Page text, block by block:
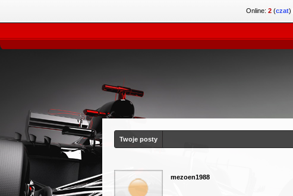
Online: 2 (czat)
Twoje posty
mezoen1988